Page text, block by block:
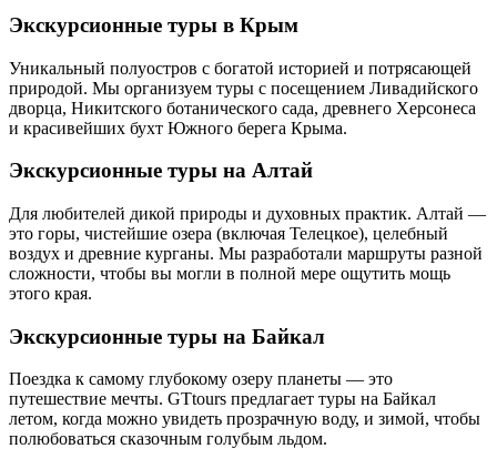
Экскурсионные туры в Крым
Уникальный полуостров с богатой историей и потрясающей
природой. Мы организуем туры с посещением Ливадийского
дворца, Никитского ботанического сада, древнего Херсонеса
и красивейших бухт Южного берега Крыма.
Экскурсионные туры на Алтай
Для любителей дикой природы и духовных практик. Алтай —
это горы, чистейшие озера (включая Телецкое), целебный
воздух и древние курганы. Мы разработали маршруты разной
сложности, чтобы вы могли в полной мере ощутить мощь
этого края.
Экскурсионные туры на Байкал
Поездка к самому глубокому озеру планеты — это
путешествие мечты. GTtours предлагает туры на Байкал
летом, когда можно увидеть прозрачную воду, и зимой, чтобы
полюбоваться сказочным голубым льдом.